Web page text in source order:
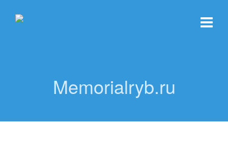
Memorialryb.ru